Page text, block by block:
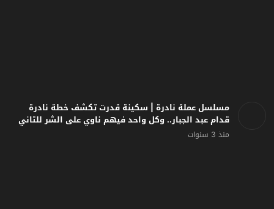
مسلسل عملة نادرة | سكينة قدرت تكشف خطة نادرة
قدام عبد الجبار.. وكل واحد فيهم ناوي على الشر للتاني
منذ 3 سنوات